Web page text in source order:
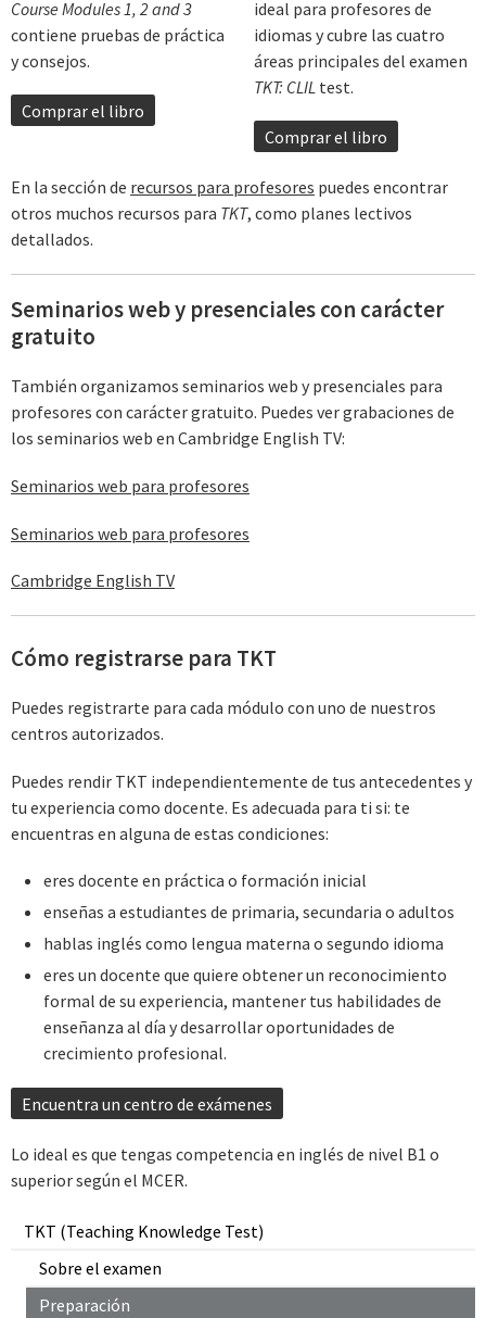
TKT (Teaching Knowledge Test)
Sobre el examen
Preparación
Course Modules 1, 2 and 3
contiene pruebas de práctica
y consejos.
Comprar el libro
ideal para profesores de
idiomas y cubre las cuatro
áreas principales del examen
TKT: CLIL test.
Comprar el libro
En la sección de recursos para profesores puedes encontrar
otros muchos recursos para TKT, como planes lectivos
detallados.
Seminarios web y presenciales con carácter
gratuito
También organizamos seminarios web y presenciales para
profesores con carácter gratuito. Puedes ver grabaciones de
los seminarios web en Cambridge English TV:
Seminarios web para profesores
Seminarios web para profesores
Cambridge English TV
Cómo registrarse para TKT
Puedes registrarte para cada módulo con uno de nuestros
centros autorizados.
Puedes rendir TKT independientemente de tus antecedentes y
tu experiencia como docente. Es adecuada para ti si: te
encuentras en alguna de estas condiciones:
eres docente en práctica o formación inicial
enseñas a estudiantes de primaria, secundaria o adultos
hablas inglés como lengua materna o segundo idioma
eres un docente que quiere obtener un reconocimiento
formal de su experiencia, mantener tus habilidades de
enseñanza al día y desarrollar oportunidades de
crecimiento profesional.
Encuentra un centro de exámenes
Lo ideal es que tengas competencia en inglés de nivel B1 o
superior según el MCER.